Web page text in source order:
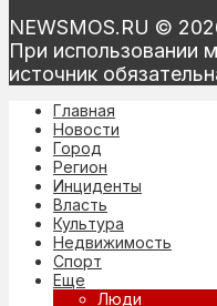
NEWSMOS.RU ©
При использовании
источник
Главная
Новости
Город
Регион
Инциденты
Власть
Культура
Недвижимость
Спорт
Еще
Люди